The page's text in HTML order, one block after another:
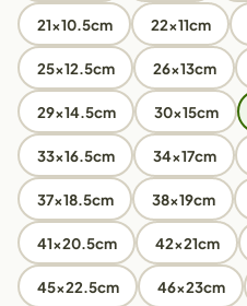
21x10.5cm 22x11cm
25x12.5cm 26x13cm
29x14.5cm 30x15cm
33x16.5cm 34x17cm
37x18.5cm 38x19cm
41x20.5cm 42x21cm
45x22.5cm 46x23cm